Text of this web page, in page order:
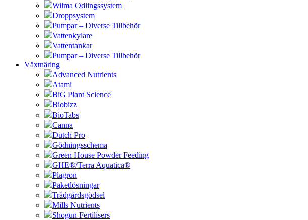
Wilma Odlingssystem
Droppsystem
Pumpar – Diverse Tillbehör
Vattenkylare
Vattentankar
Pumpar – Diverse Tillbehör
Växtnäring
Advanced Nutrients
Atami
BiG Plant Science
Biobizz
BioTabs
Canna
Dutch Pro
Gödningsschema
Green House Powder Feeding
GHE®/Terra Aquatica®
Plagron
Paketlösningar
Trädgårdsgödsel
Mills Nutrients
Shogun Fertilisers